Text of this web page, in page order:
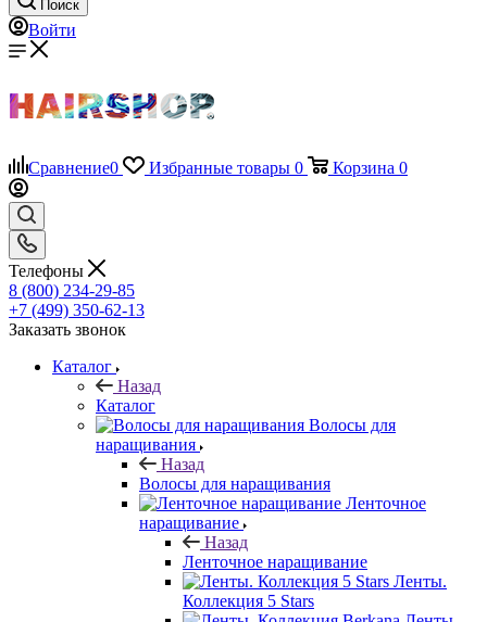
Поиск
Войти
Сравнение0 Избранные товары 0 Корзина 0
Телефоны
8 (800) 234-29-85
+7 (499) 350-62-13
Заказать звонок
Каталог
Назад
Каталог
Волосы для
наращивания
Назад
Волосы для наращивания
Ленточное
наращивание
Назад
Ленточное наращивание
Ленты.
Коллекция 5 Stars